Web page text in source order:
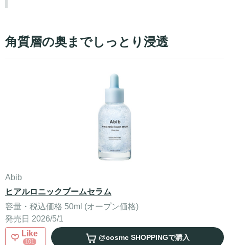
角質層の奥までしっとり浸透
Abib
ヒアルロニックブームセラム
容量・税込価格 50ml (オープン価格)
発売日 2026/5/1
Like
101 @cosme SHOPPINGで購入